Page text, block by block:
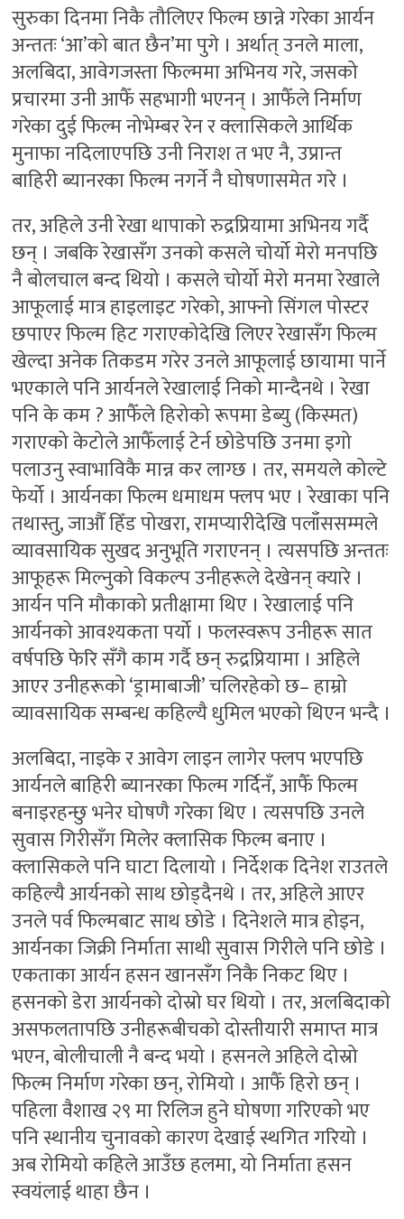
सुरुका दिनमा निकै तौलिएर फिल्म छान्ने गरेका आर्यन
अन्ततः ‘आ’को बात छैन’मा पुगे । अर्थात् उनले माला,
अलबिदा, आवेगजस्ता फिल्ममा अभिनय गरे, जसको
प्रचारमा उनी आफैँ सहभागी भएनन् । आफैँले निर्माण
गरेका दुई फिल्म नोभेम्बर रेन र क्लासिकले आर्थिक
मुनाफा नदिलाएपछि उनी निराश त भए नै, उप्रान्त
बाहिरी ब्यानरका फिल्म नगर्ने नै घोषणासमेत गरे ।
तर, अहिले उनी रेखा थापाको रुद्रप्रियामा अभिनय गर्दै
छन् । जबकि रेखासँग उनको कसले चोर्यो मेरो मनपछि
नै बोलचाल बन्द थियो । कसले चोर्यो मेरो मनमा रेखाले
आफूलाई मात्र हाइलाइट गरेको, आफ्नो सिंगल पोस्टर
छपाएर फिल्म हिट गराएकोदेखि लिएर रेखासँग फिल्म
खेल्दा अनेक तिकडम गरेर उनले आफूलाई छायामा पार्ने
भएकाले पनि आर्यनले रेखालाई निको मान्दैनथे । रेखा
पनि के कम ? आफैँले हिरोको रूपमा डेब्यु (किस्मत)
गराएको केटोले आफैँलाई टेर्न छोडेपछि उनमा इगो
पलाउनु स्वाभाविकै मान्न कर लाग्छ । तर, समयले कोल्टे
फेर्यो । आर्यनका फिल्म धमाधम फ्लप भए । रेखाका पनि
तथास्तु, जाऔँ हिँड पोखरा, रामप्यारीदेखि पलाँससम्मले
व्यावसायिक सुखद अनुभूति गराएनन् । त्यसपछि अन्ततः
आफूहरू मिल्नुको विकल्प उनीहरूले देखेनन् क्यारे ।
आर्यन पनि मौकाको प्रतीक्षामा थिए । रेखालाई पनि
आर्यनको आवश्यकता पर्यो । फलस्वरूप उनीहरू सात
वर्षपछि फेरि सँगै काम गर्दै छन् रुद्रप्रियामा । अहिले
आएर उनीहरूको ‘ड्रामाबाजी’ चलिरहेको छ– हाम्रो
व्यावसायिक सम्बन्ध कहिल्यै धुमिल भएको थिएन भन्दै ।
अलबिदा, नाइके र आवेग लाइन लागेर फ्लप भएपछि
आर्यनले बाहिरी ब्यानरका फिल्म गर्दिनँ, आफैँ फिल्म
बनाइरहन्छु भनेर घोषणै गरेका थिए । त्यसपछि उनले
सुवास गिरीसँग मिलेर क्लासिक फिल्म बनाए ।
क्लासिकले पनि घाटा दिलायो । निर्देशक दिनेश राउतले
कहिल्यै आर्यनको साथ छोड्दैनथे । तर, अहिले आएर
उनले पर्व फिल्मबाट साथ छोडे । दिनेशले मात्र होइन,
आर्यनका जिक्री निर्माता साथी सुवास गिरीले पनि छोडे ।
एकताका आर्यन हसन खानसँग निकै निकट थिए ।
हसनको डेरा आर्यनको दोस्रो घर थियो । तर, अलबिदाको
असफलतापछि उनीहरूबीचको दोस्तीयारी समाप्त मात्र
भएन, बोलीचाली नै बन्द भयो । हसनले अहिले दोस्रो
फिल्म निर्माण गरेका छन्, रोमियो । आफैँ हिरो छन् ।
पहिला वैशाख २९ मा रिलिज हुने घोषणा गरिएको भए
पनि स्थानीय चुनावको कारण देखाई स्थगित गरियो ।
अब रोमियो कहिले आउँछ हलमा, यो निर्माता हसन
स्वयंलाई थाहा छैन ।